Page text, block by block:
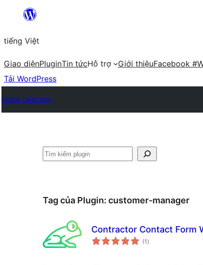
Chuyển
phần
nội
dung
tiếng Việt
Giao diệnPluginTin tứcHỗ trợ Giới thiệuFacebook
Tải WordPress
Plugin Directory
Tìm
Tag của Plugin: customer-manager
Contractor Contact Form
(1 tổng
đánh
)